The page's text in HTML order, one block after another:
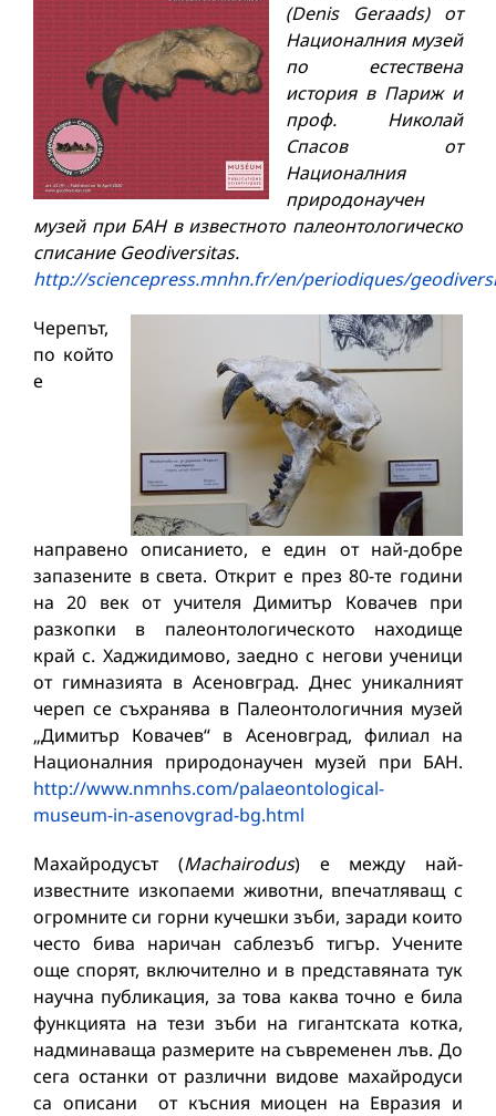
(Denis Geraads)от
Националния музей
по естествена
история в Париж и
проф. Николай
Спасов от
Националния
природонаучен
музей при БАН в известното палеонтологическо
списание Geodiversitas.
http://sciencepress.mnhn.fr/en/periodiques/
Черепът,
по който
е
направено описанието, е един от най-добре
запазените в света. Открит е през 80-те години
на 20 век от учителя Димитър Ковачев при
разкопки в палеонтологическото находище
край с. Хаджидимово, заедно с негови ученици
от гимназията в Асеновград. Днес уникалният
череп се съхранява в Палеонтологичния музей
„Димитър Ковачев“ в Асеновград, филиал на
Националния природонаучен музей при БАН.
http://www.nmnhs.com/palaeontological-
museum-in-asenovgrad-bg.html
Махайродусът (Machairodus) е между най-
известните изкопаеми животни, впечатляващ с
огромните си горни кучешки зъби, заради които
често бива наричан саблезъб тигър. Учените
още спорят, включително и в представяната тук
научна публикация, за това каква точно е била
функцията на тези зъби на гигантската котка,
надминаваща размерите на съвременен лъв. До
сега останки от различни видове махайродуси
са описани от късния миоцен на Евразия и